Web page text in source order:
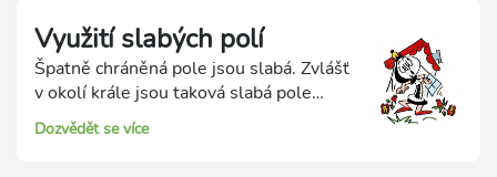
Využití slabých polí
Špatně chráněná pole jsou slabá. Zvlášť
v okolí krále jsou taková slabá pole
mimořádně nepříjemná. Obráncova
slabá pole jsou zároveň silnými
Dozvědět se více